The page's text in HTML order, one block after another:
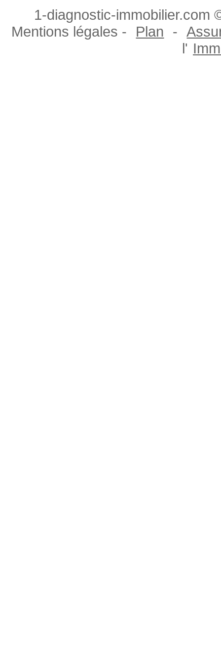
1-diagnostic-immobilier.com
Mentions légales -
Plan -
l'